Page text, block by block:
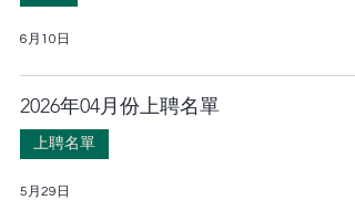
6月10日
2026年04月份上聘名單
上聘名單
5月29日